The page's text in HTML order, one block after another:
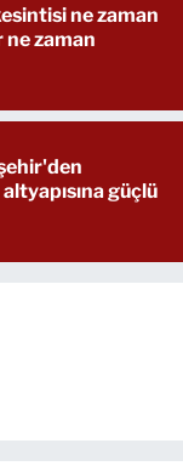
ne zaman
zaman
güçlü